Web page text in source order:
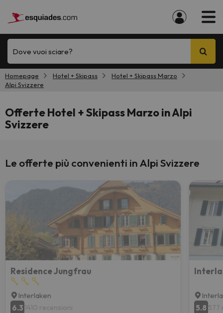
Dove vuoi sciare?
Homepage Hotel + Skipass
Hotel + Skipass Marzo
Alpi Svizzere
Offerte Hotel + Skipass Marzo in Alpi
Svizzere
Le offerte più convenienti in Alpi Svizzere
Residence Jungfrau
Interlaken
6.3 1410 recensioni
5.8 577